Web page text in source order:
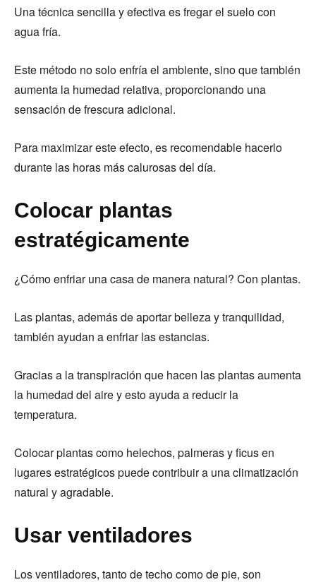
Una técnica sencilla y efectiva es fregar el suelo con
agua fría.
Este método no solo enfría el ambiente, sino que también
aumenta la humedad relativa, proporcionando una
sensación de frescura adicional.
Para maximizar este efecto, es recomendable hacerlo
durante las horas más calurosas del día.
Colocar plantas
estratégicamente
¿Cómo enfriar una casa de manera natural? Con plantas.
Las plantas, además de aportar belleza y tranquilidad,
también ayudan a enfriar las estancias.
Gracias a la transpiración que hacen las plantas aumenta
la humedad del aire y esto ayuda a reducir la
temperatura.
Colocar plantas como helechos, palmeras y ficus en
lugares estratégicos puede contribuir a una climatización
natural y agradable.
Usar ventiladores
Los ventiladores, tanto de techo como de pie, son